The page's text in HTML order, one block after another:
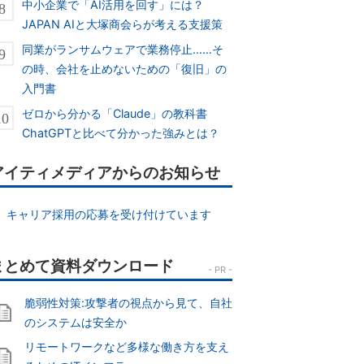
中小企業で「AI活用を回す」には？
JAPAN AIと大塚商会らが考える支援策
同業がランサムウェアで業務停止……そ
の時、会社を止めないための「復旧」の
入門書
ゼロから分かる「Claude」の教科書
ChatGPTと比べて分かった強みとは？
イティメディアからのお知らせ
キャリア採用の応募を受け付けています
脆弱性対策:攻撃者の視点から見て、自社
のシステムは安全か
リモートワークなど多様な働き方を支え